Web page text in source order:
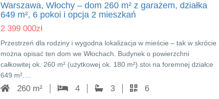
Warszawa, Włochy – dom 260 m² z garażem, działka
649 m², 6 pokoi i opcja 2 mieszkań
2 399 000zł
Przestrzeń dla rodziny i wygodna lokalizacja w mieście – tak w skrócie
można opisać ten dom we Włochach. Budynek o powierzchni
całkowitej ok. 260 m² (użytkowej ok. 180 m²) stoi na foremnej działce
649 m².…
260 m² 4 3 6